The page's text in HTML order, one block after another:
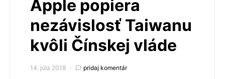
Apple popiera
nezávislosť Taiwanu
kvôli Čínskej vláde
14. júla 2018 pridaj komentár